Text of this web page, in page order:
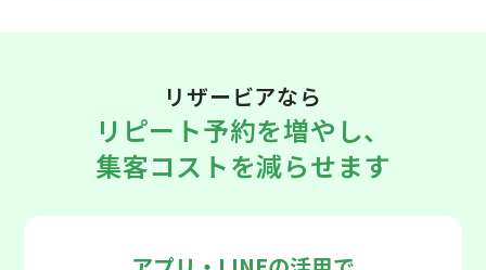
リザービアなら
リピート予約を増やし、
集客コストを減らせます